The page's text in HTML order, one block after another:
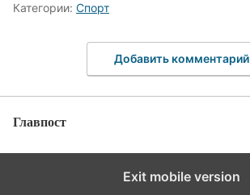
Категории: Спорт
Добавить комментарий
Главпост
Exit mobile version